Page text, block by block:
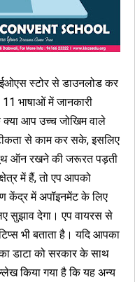
स्टोर से डाउनलोड कर
भाषाओं में जानकारी
क्या आप उच्च जोखिम वाले
से काम कर सके, इसलिए
ऑन रखने की जरूरत पड़ती
में हैं, तो एप आपको
केंद्र में अपॉइनमेंट के लिए
सुझाव देगा। एप वायरस से
भी बताता है। यदि आपका
डाटा को सरकार के साथ
किया गया है कि यह अन्य